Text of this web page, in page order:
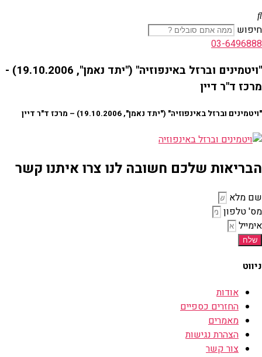
חיפוש
03-6496888
"ויטמינים וברזל באינפוזיה" ("יתד נאמן", 19.10.2006) -
מרכז ד"ר דיין
"ויטמינים וברזל באינפוזיה" ("יתד נאמן", 19.10.2006) – מרכז ד"ר דיין
הבריאות שלכם חשובה לנו צרו איתנו קשר
שם מלא
מס' טלפון
אימייל
שלח
ניווט
אודות
החזרים כספיים
מאמרים
הצהרת נגישות
צור קשר